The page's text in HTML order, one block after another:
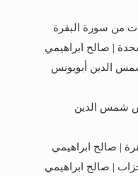
من سورة البقرة
| صالح ابراهيمي
الدين أبويونس
شمس الدين
| صالح ابراهيمي
| صالح ابراهيمي